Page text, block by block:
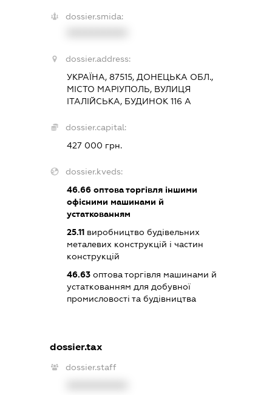
dossier.smida:
dossier.address:
УКРАЇНА, 87515, ДОНЕЦЬКА ОБЛ.,
МІСТО МАРІУПОЛЬ, ВУЛИЦЯ
ІТАЛІЙСЬКА, БУДИНОК 116 А
dossier.capital:
427 000 грн.
dossier.kveds:
46.66оптова торгівля іншими
офісними машинами й
устаткованням
25.11виробництво будівельних
металевих конструкцій і частин
конструкцій
46.63оптова торгівля машинами й
устаткованням для добувної
промисловості та будівництва
dossier.tax
dossier.staff